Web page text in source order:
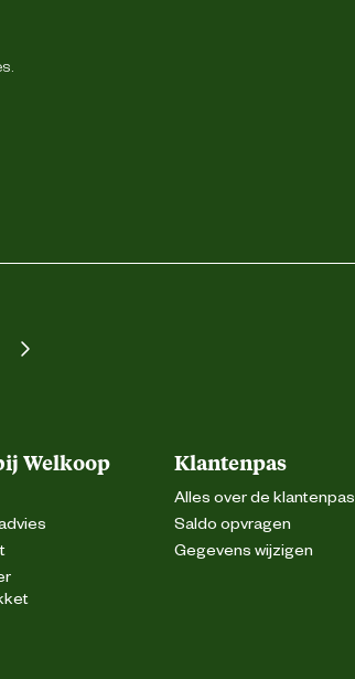
Welkoop Klantenpas
Alles over de klantenpas
Saldo opvragen
Gegevens wijzigen